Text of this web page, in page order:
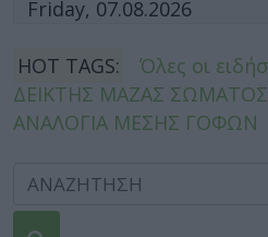
Friday, 07.08.2026
HOT TAGS:
Όλες οι
ΔΕΙΚΤΗΣ ΜΑΖΑΣ ΣΩΜΑΤΟΣ
ΑΝΑΛΟΓΙΑ ΜΕΣΗΣ ΓΟΦΩΝ